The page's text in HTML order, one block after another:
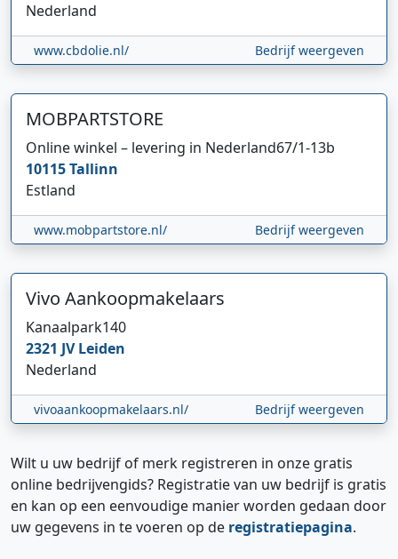
Nederland
www.cbdolie.nl/ Bedrijf weergeven
MOBPARTSTORE
Online winkel – levering in Nederland67/1-13b
10115Tallinn
Estland
www.mobpartstore.nl/ Bedrijf weergeven
Vivo Aankoopmakelaars
Kanaalpark140
2321 JVLeiden
Nederland
vivoaankoopmakelaars.nl/ Bedrijf weergeven
Wilt u uw bedrijf of merk registreren in onze gratis
online bedrijvengids? Registratie van uw bedrijf is gratis
en kan op een eenvoudige manier worden gedaan door
uw gegevens in te voeren op de registratiepagina.